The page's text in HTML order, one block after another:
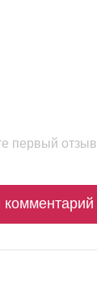
первый отзыв